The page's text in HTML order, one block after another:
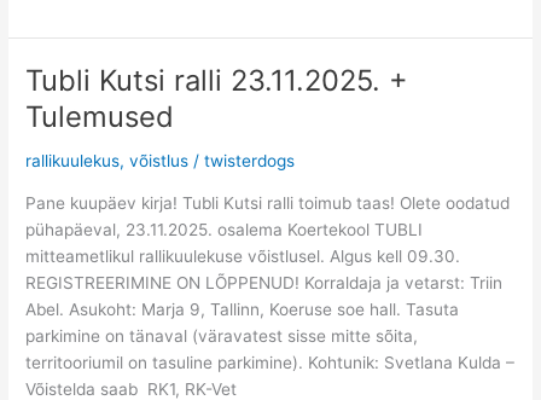
Tubli Kutsi ralli 23.11.2025. +
Tulemused
rallikuulekus,võistlus /twisterdogs
Pane kuupäev kirja! Tubli Kutsi ralli toimub taas! Olete oodatud
pühapäeval, 23.11.2025. osalema Koertekool TUBLI
mitteametlikul rallikuulekuse võistlusel. Algus kell 09.30.
REGISTREERIMINE ON LÕPPENUD! Korraldaja ja vetarst: Triin
Abel. Asukoht: Marja 9, Tallinn, Koeruse soe hall. Tasuta
parkimine on tänaval (väravatest sisse mitte sõita,
territooriumil on tasuline parkimine). Kohtunik: Svetlana Kulda –
Võistelda saab RK1, RK-Vet
Tubli
Kutsi
ralli
23.11.2025.
Tulemused